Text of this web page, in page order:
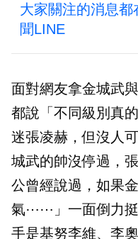
大家關注的消息
聞LINE
面對網友拿金城武
都說「不同級別真
迷張凌赫，但沒人
城武的帥沒停過，
公曾經說過，如果
氣⋯⋯」一面倒力挺
手是基努李維、李